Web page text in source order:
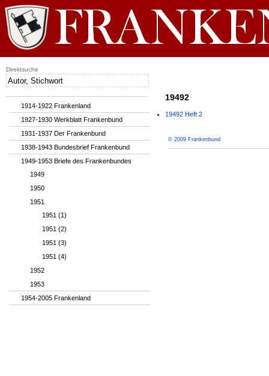
19492
19492 Heft 2
© 2009 Frankenbund
1914-1922 Frankenland
1927-1930 Werkblatt Frankenbund
1931-1937 Der Frankenbund
1938-1943 Bundesbrief Frankenbund
1949-1953 Briefe des Frankenbundes
1949
1950
1951
1951 (1)
1951 (2)
1951 (3)
1951 (4)
1952
1953
1954-2005 Frankenland
Direktsuche